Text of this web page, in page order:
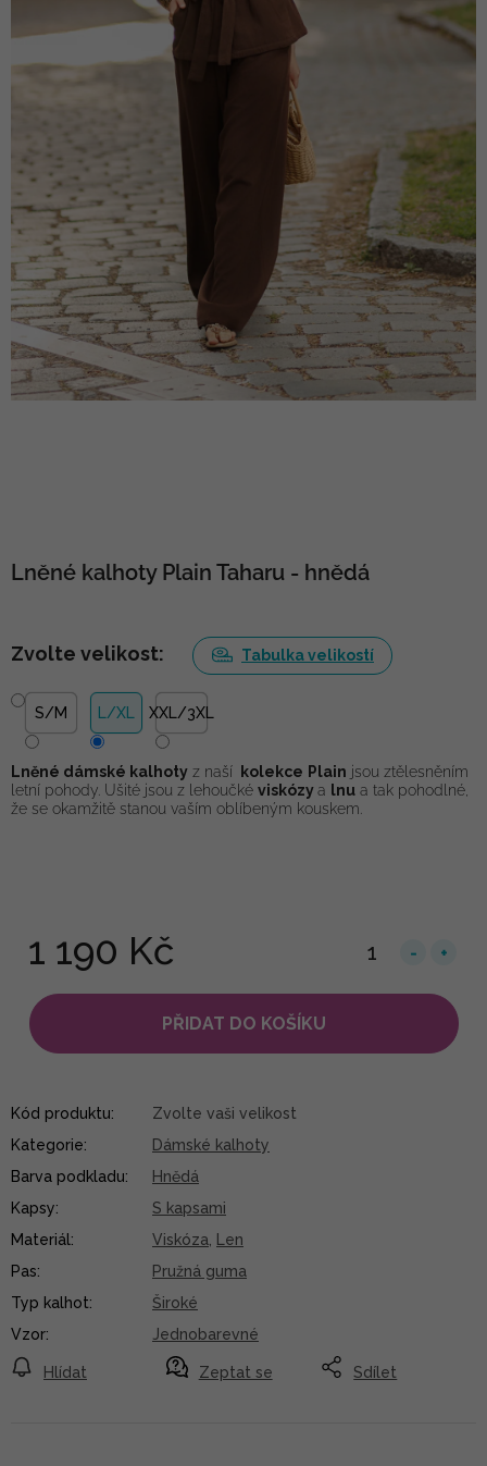
Lněné kalhoty Plain Taharu - hnědá
1 190 Kč
PŘIDAT DO KOŠÍKU
Zvolte velikost: Tabulka velikostí
S/M L/XL XXL/3XL
Lněné dámské kalhoty z naší kolekce Plain jsou ztělesněním
letní pohody. Ušité jsou z lehoučké viskózya lnu a tak pohodlné,
že se okamžitě stanou vaším oblíbeným kouskem.
Zeptat se
Hlídat Sdílet
Kód produktu:
Zvolte vaši velikost
Kategorie:
Dámské kalhoty
Barva podkladu:
Hnědá
Kapsy:
S kapsami
Materiál: Viskóza
Len
Pas:
Pružná guma
Typ kalhot:
Široké
Vzor: Jednobarevné